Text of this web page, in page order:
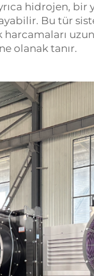
hidrojen, bir
Bu tür
olanak tanır.